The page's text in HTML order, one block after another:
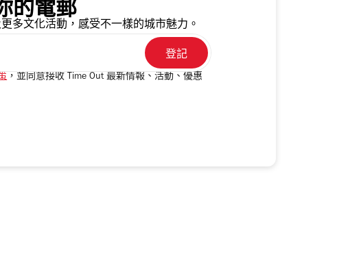
的電郵
多文化活動，感受不一樣的城市魅力。
，並同意接收 Time Out 最新情報、活動、優惠